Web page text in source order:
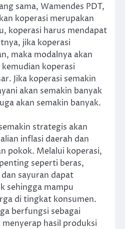
sama, Wamendes PDT,
koperasi merupakan
koperasi harus mendapat
jika koperasi
maka modalnya akan
koperasi
Jika koperasi semakin
akan semakin banyak
akan semakin banyak.
strategis akan
inflasi daerah dan
pokok. Melalui koperasi,
seperti beras,
sayuran dapat
sehingga mampu
di tingkat konsumen.
berfungsi sebagai
hasil produksi